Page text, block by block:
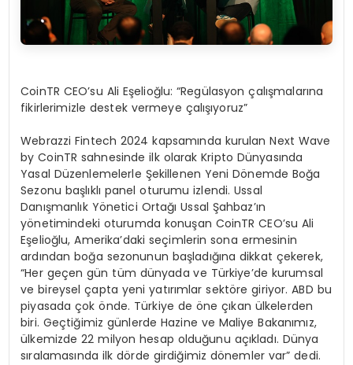
CoinTR CEO’su Ali Eşelioğlu: “Regülasyon çalışmalarına
fikirlerimizle destek vermeye çalışıyoruz”
Webrazzi Fintech 2024 kapsamında kurulan Next Wave
by CoinTR sahnesinde ilk olarak Kripto Dünyasında
Yasal Düzenlemelerle Şekillenen Yeni Dönemde Boğa
Sezonu başlıklı panel oturumu izlendi. Ussal
Danışmanlık Yönetici Ortağı Ussal Şahbaz’ın
yönetimindeki oturumda konuşan CoinTR CEO’su Ali
Eşelioğlu, Amerika’daki seçimlerin sona ermesinin
ardından boğa sezonunun başladığına dikkat çekerek,
“Her geçen gün tüm dünyada ve Türkiye’de kurumsal
ve bireysel çapta yeni yatırımlar sektöre giriyor. ABD bu
piyasada çok önde. Türkiye de öne çıkan ülkelerden
biri. Geçtiğimiz günlerde Hazine ve Maliye Bakanımız,
ülkemizde 22 milyon hesap olduğunu açıkladı. Dünya
sıralamasında ilk dörde girdiğimiz dönemler var” dedi.